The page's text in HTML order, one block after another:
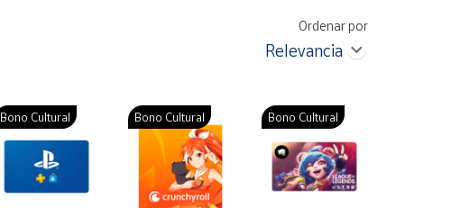
Ordenar por
Bono Cultural Bono Cultural Bono Cultural